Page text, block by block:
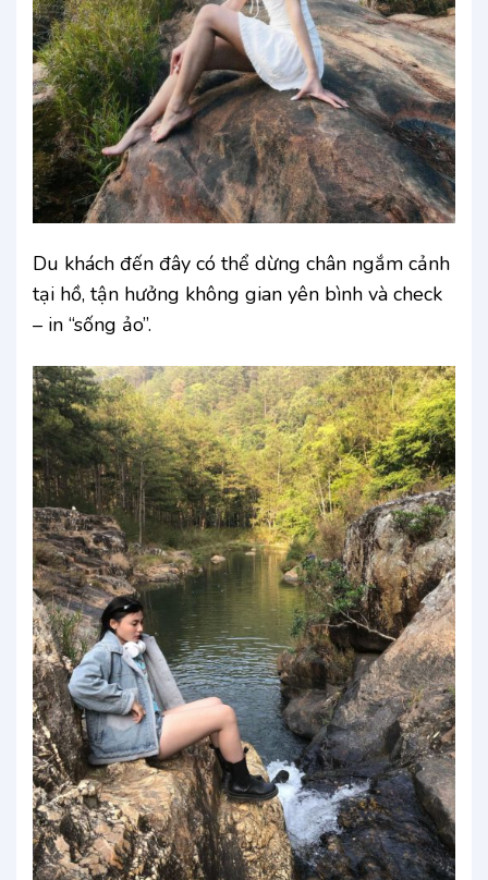
Du khách đến đây có thể dừng chân ngắm cảnh
tại hồ, tận hưởng không gian yên bình và check
– in “sống ảo”.